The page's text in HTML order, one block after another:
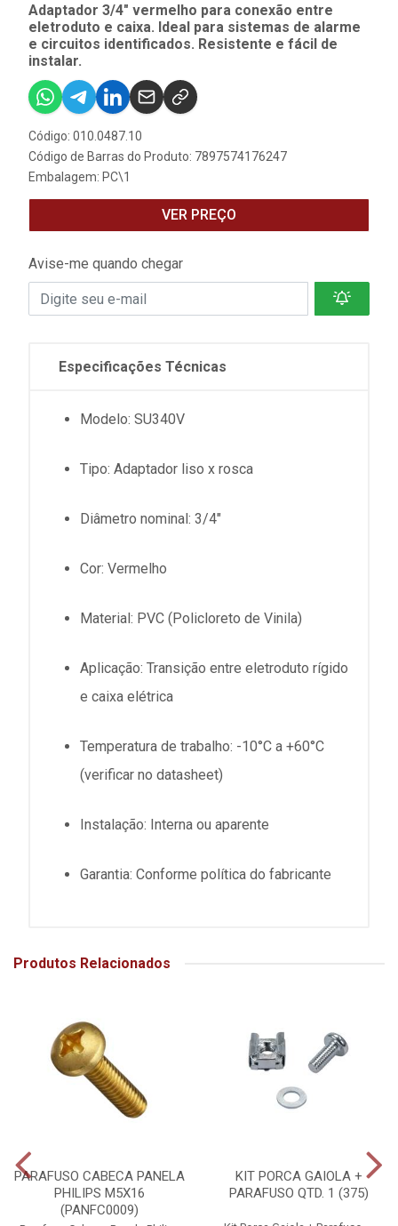
Adaptador 3/4" vermelho para conexão entre
eletroduto e caixa. Ideal para sistemas de alarme
e circuitos identificados. Resistente e fácil de
instalar.
Código: 010.0487.10
Código de Barras do Produto: 7897574176247
Embalagem: PC\1
VER PREÇO
Avise-me quando chegar
Especificações Técnicas
Modelo: SU340V
Tipo: Adaptador liso x rosca
Diâmetro nominal: 3/4"
Cor: Vermelho
Material: PVC (Policloreto de Vinila)
Aplicação: Transição entre eletroduto rígido
e caixa elétrica
Temperatura de trabalho: -10°C a +60°C
(verificar no datasheet)
Instalação: Interna ou aparente
Garantia: Conforme política do fabricante
Produtos Relacionados
PARAFUSO CABECA PANELA
PHILIPS M5X16
(PANFC0009)
KIT PORCA GAIOLA +
PARAFUSO QTD. 1 (375)